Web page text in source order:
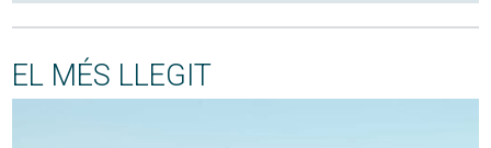
EL MÉS LLEGIT